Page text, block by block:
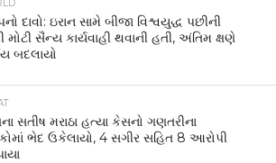
દાવો: ઇરાન સામે બીજા વિશ્વયુદ્ધ પછીની
મોટી સૈન્ય કાર્યવાહી થવાની હતી, અંતિમ ક્ષણે
બદલાયો
સતીષ મરાઠા હત્યા કેસનો ગણતરીના
ભેદ ઉકેલાયો, 4 સગીર સહિત 8 આરોપી